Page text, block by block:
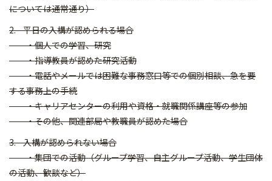
については通常通り）
2. 平日の入構が認められる場合
・個人での学習、研究
・指導教員が認めた研究活動
・電話やメールでは困難な事務窓口等での個別相談、急を要
する事務上の手続
・キャリアセンターの利用や資格・就職関係講座等の参加
・その他、関連部局や教職員が認めた場合
3. 入構が認められない場合
・集団での活動（グループ学習、自主グループ活動、学生団体
の活動、歓談など）